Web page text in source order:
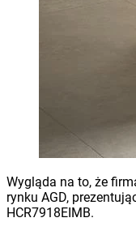
Wygląda na to, że
rynku AGD,
HCR7918EIMB.